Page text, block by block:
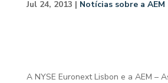
Jul 24, 2013 | Notícias sobre a AEM
A NYSE Euronext Lisbon e a AEM –